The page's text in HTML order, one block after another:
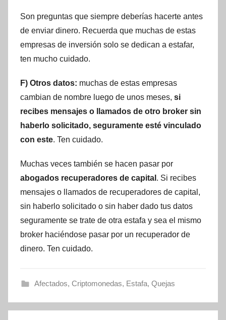
Son preguntas que siempre deberías hacerte antes
de enviar dinero. Recuerda que muchas de estas
empresas de inversión solo se dedican a estafar,
ten mucho cuidado.
F) Otros datos: muchas de estas empresas
cambian de nombre luego de unos meses, si
recibes mensajes o llamados de otro broker sin
haberlo solicitado, seguramente esté vinculado
con este. Ten cuidado.
Muchas veces también se hacen pasar por
abogados recuperadores de capital . Si recibes
mensajes o llamados de recuperadores de capital,
sin haberlo solicitado o sin haber dado tus datos
seguramente se trate de otra estafa y sea el mismo
broker haciéndose pasar por un recuperador de
dinero. Ten cuidado.
Afectados, Criptomonedas, Estafa, Quejas